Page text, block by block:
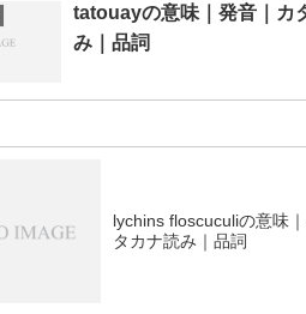
tatouayの意味｜発音｜カ
み｜品詞
lychins floscuculiの意味
タカナ読み｜品詞